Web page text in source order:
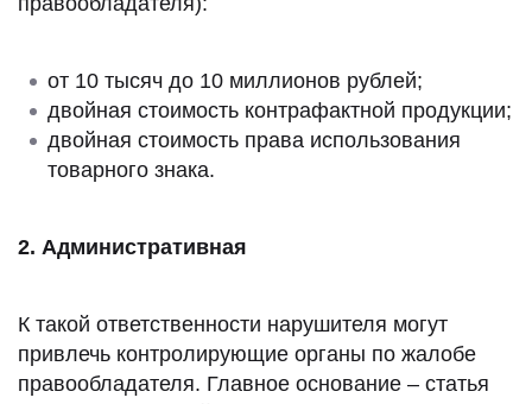
от 10 тысяч до 10 миллионов рублей;
двойная стоимость контрафактной продукции;
двойная стоимость права использования
товарного знака.
2. Административная
К такой ответственности нарушителя могут
привлечь контролирующие органы по жалобе
правообладателя. Главное основание – статья